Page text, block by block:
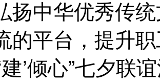
扬中华优秀传
的平台，提升
建’倾心”七夕联